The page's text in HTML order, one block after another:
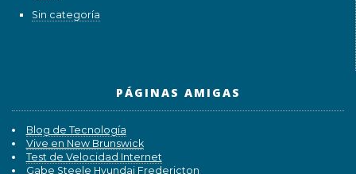
Sin categoría
PÁGINAS AMIGAS
Blog de Tecnología
Vive en New Brunswick
Test de Velocidad Internet
Gabe Steele Hyundai Fredericton